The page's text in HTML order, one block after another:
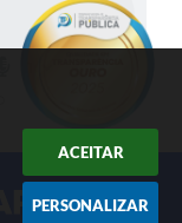
ACEITAR
PERSONALIZAR